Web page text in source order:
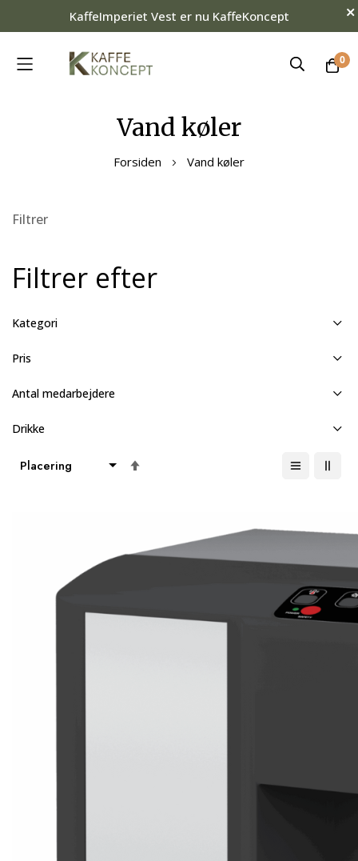
KaffeImperiet Vest er nu KaffeKoncept
0
Vand køler
Forsiden Vand køler
Filtrer
Filtrer efter
Kategori
Pris
Antal medarbejdere
Drikke